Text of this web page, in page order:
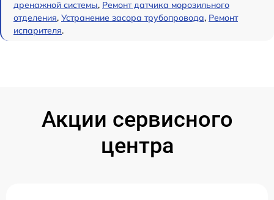
дренажной системы, Ремонт датчика морозильного
отделения, Устранение засора трубопровода, Ремонт
испарителя.
Акции сервисного
центра